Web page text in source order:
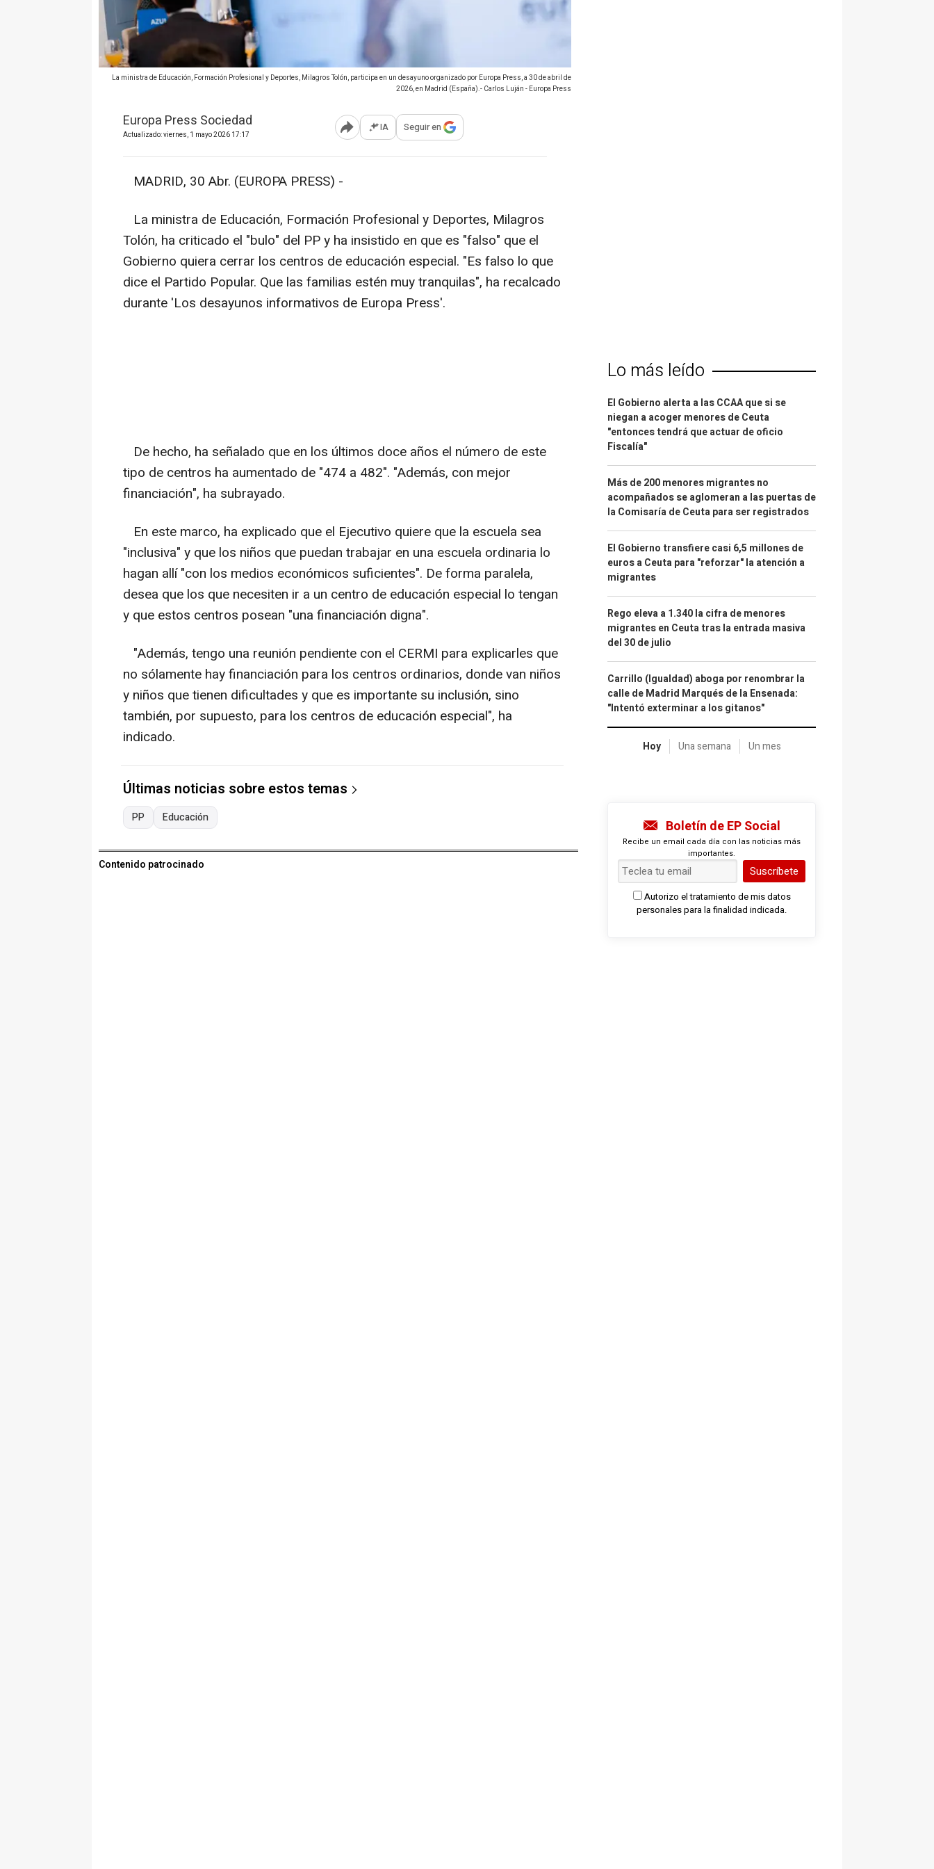
La ministra de Educación, Formación Profesional y Deportes, Milagros Tolón, participa en un desayuno organizado por Europa Press, a 30 de abril de
2026, en Madrid (España).- Carlos Luján - Europa Press
Europa Press Sociedad
Actualizado: viernes, 1 mayo 2026 17:17 Abrir opciones para compartir
IA Seguir en
MADRID, 30 Abr. (EUROPA PRESS) -
La ministra de Educación, Formación Profesional y Deportes, Milagros
Tolón, ha criticado el "bulo" del PP y ha insistido en que es "falso" que el
Gobierno quiera cerrar los centros de educación especial. "Es falso lo que
dice el Partido Popular. Que las familias estén muy tranquilas", ha recalcado
durante 'Los desayunos informativos de Europa Press'.
De hecho, ha señalado que en los últimos doce años el número de este
tipo de centros ha aumentado de "474 a 482". "Además, con mejor
financiación", ha subrayado.
En este marco, ha explicado que el Ejecutivo quiere que la escuela sea
"inclusiva" y que los niños que puedan trabajar en una escuela ordinaria lo
hagan allí "con los medios económicos suficientes". De forma paralela,
desea que los que necesiten ir a un centro de educación especial lo tengan
y que estos centros posean "una financiación digna".
"Además, tengo una reunión pendiente con el CERMI para explicarles que
no sólamente hay financiación para los centros ordinarios, donde van niños
y niños que tienen dificultades y que es importante su inclusión, sino
también, por supuesto, para los centros de educación especial", ha
indicado.
Últimas noticias sobre estos temas
PP Educación
Contenido patrocinado
Lo más leído
El Gobierno alerta a las CCAA que si se
niegan a acoger menores de Ceuta
"entonces tendrá que actuar de oficio
Fiscalía"
Más de 200 menores migrantes no
acompañados se aglomeran a las puertas de
la Comisaría de Ceuta para ser registrados
El Gobierno transfiere casi 6,5 millones de
euros a Ceuta para "reforzar" la atención a
migrantes
Rego eleva a 1.340 la cifra de menores
migrantes en Ceuta tras la entrada masiva
del 30 de julio
Carrillo (Igualdad) aboga por renombrar la
calle de Madrid Marqués de la Ensenada:
"Intentó exterminar a los gitanos"
Hoy Una semana Un mes
Boletín de EP Social
Recibe un email cada día con las noticias más
importantes.
Suscríbete
Autorizo el tratamiento de mis datos
personales para la finalidad indicada.